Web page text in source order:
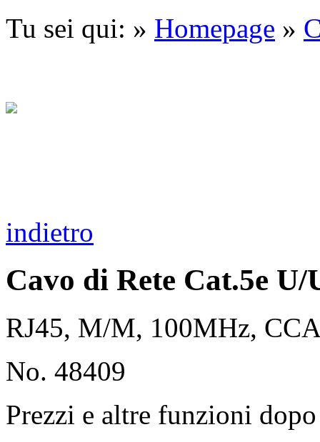
Tu sei qui: » Homepage »
indietro
Cavo di Rete Cat.5e
RJ45, M/M, 100MHz,
No. 48409
Prezzi e altre funzioni